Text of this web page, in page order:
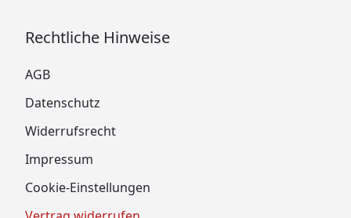
Rechtliche Hinweise
AGB
Datenschutz
Widerrufsrecht
Impressum
Cookie-Einstellungen